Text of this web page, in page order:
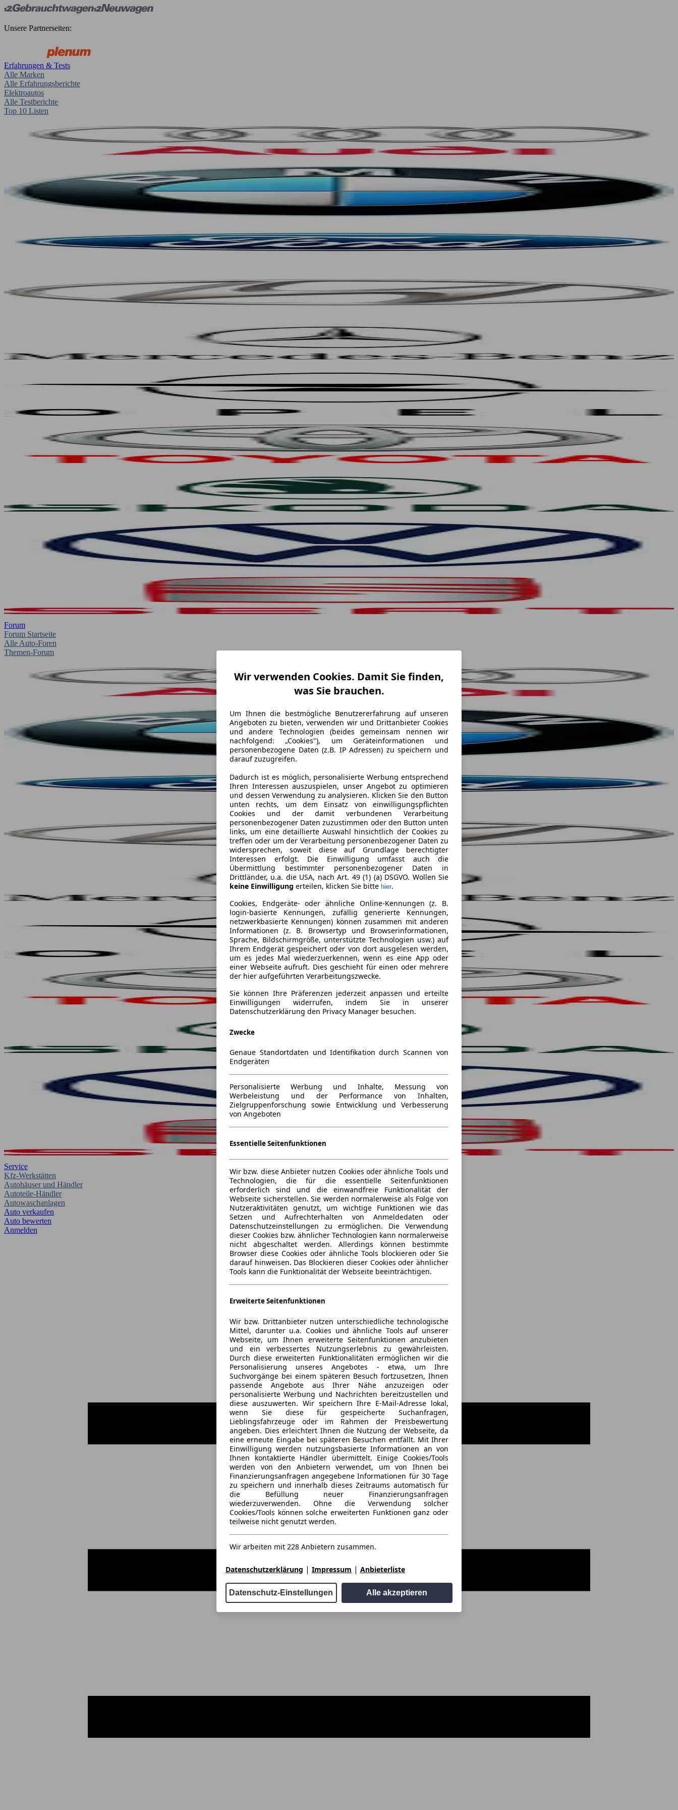
Unsere Partnerseiten:
Erfahrungen & Tests
Alle Marken
Alle Erfahrungsberichte
Elektroautos
Alle Testberichte
Top 10 Listen
Forum
Forum Startseite
Alle Auto-Foren
Themen-Forum
Service
Kfz-Werkstätten
Autohäuser und Händler
Autoteile-Händler
Autowaschanlagen
Auto verkaufen
Auto bewerten
Anmelden
Wir verwenden Cookies. Damit Sie finden,
was Sie brauchen.
Um Ihnen die bestmögliche Benutzererfahrung auf unseren
Angeboten zu bieten, verwenden wir und Drittanbieter Cookies
und andere Technologien (beides gemeinsam nennen wir
nachfolgend: „Cookies"), um Geräteinformationen und
personenbezogene Daten (z.B. IP Adressen) zu speichern und
darauf zuzugreifen.
Dadurch ist es möglich, personalisierte Werbung entsprechend
Ihren Interessen auszuspielen, unser Angebot zu optimieren
und dessen Verwendung zu analysieren. Klicken Sie den Button
unten rechts, um dem Einsatz von einwilligungspflichten
Cookies und der damit verbundenen Verarbeitung
personenbezogener Daten zuzustimmen oder den Button unten
links, um eine detaillierte Auswahl hinsichtlich der Cookies zu
treffen oder um der Verarbeitung personenbezogener Daten zu
widersprechen, soweit diese auf Grundlage berechtigter
Interessen erfolgt. Die Einwilligung umfasst auch die
Übermittlung bestimmter personenbezogener Daten in
Drittländer, u.a. die USA, nach Art. 49 (1) (a) DSGVO. Wollen Sie
keine Einwilligung erteilen, klicken Sie bitte hier.
Cookies, Endgeräte- oder ähnliche Online-Kennungen (z. B.
login-basierte Kennungen, zufällig generierte Kennungen,
netzwerkbasierte Kennungen) können zusammen mit anderen
Informationen (z. B. Browsertyp und Browserinformationen,
Sprache, Bildschirmgröße, unterstützte Technologien usw.) auf
Ihrem Endgerät gespeichert oder von dort ausgelesen werden,
um es jedes Mal wiederzuerkennen, wenn es eine App oder
einer Webseite aufruft. Dies geschieht für einen oder mehrere
der hier aufgeführten Verarbeitungszwecke.
Sie können Ihre Präferenzen jederzeit anpassen und erteilte
Einwilligungen widerrufen, indem Sie in unserer
Datenschutzerklärung den Privacy Manager besuchen.
Zwecke
Genaue Standortdaten und Identifikation durch Scannen von
Endgeräten
Personalisierte Werbung und Inhalte, Messung von
Werbeleistung und der Performance von Inhalten,
Zielgruppenforschung sowie Entwicklung und Verbesserung
von Angeboten
Essentielle Seitenfunktionen
Wir bzw. diese Anbieter nutzen Cookies oder ähnliche Tools und
Technologien, die für die essentielle Seitenfunktionen
erforderlich sind und die einwandfreie Funktionalität der
Webseite sicherstellen. Sie werden normalerweise als Folge von
Nutzeraktivitäten genutzt, um wichtige Funktionen wie das
Setzen und Aufrechterhalten von Anmeldedaten oder
Datenschutzeinstellungen zu ermöglichen. Die Verwendung
dieser Cookies bzw. ähnlicher Technologien kann normalerweise
nicht abgeschaltet werden. Allerdings können bestimmte
Browser diese Cookies oder ähnliche Tools blockieren oder Sie
darauf hinweisen. Das Blockieren dieser Cookies oder ähnlicher
Tools kann die Funktionalität der Webseite beeinträchtigen.
Erweiterte Seitenfunktionen
Wir bzw. Drittanbieter nutzen unterschiedliche technologische
Mittel, darunter u.a. Cookies und ähnliche Tools auf unserer
Webseite, um Ihnen erweiterte Seitenfunktionen anzubieten
und ein verbessertes Nutzungserlebnis zu gewährleisten.
Durch diese erweiterten Funktionalitäten ermöglichen wir die
Personalisierung unseres Angebotes - etwa, um Ihre
Suchvorgänge bei einem späteren Besuch fortzusetzen, Ihnen
passende Angebote aus Ihrer Nähe anzuzeigen oder
personalisierte Werbung und Nachrichten bereitzustellen und
diese auszuwerten. Wir speichern Ihre E-Mail-Adresse lokal,
wenn Sie diese für gespeicherte Suchanfragen,
Lieblingsfahrzeuge oder im Rahmen der Preisbewertung
angeben. Dies erleichtert Ihnen die Nutzung der Webseite, da
eine erneute Eingabe bei späteren Besuchen entfällt. Mit Ihrer
Einwilligung werden nutzungsbasierte Informationen an von
Ihnen kontaktierte Händler übermittelt. Einige Cookies/Tools
werden von den Anbietern verwendet, um von Ihnen bei
Finanzierungsanfragen angegebene Informationen für 30 Tage
zu speichern und innerhalb dieses Zeitraums automatisch für
die Befüllung neuer Finanzierungsanfragen
wiederzuverwenden. Ohne die Verwendung solcher
Cookies/Tools können solche erweiterten Funktionen ganz oder
teilweise nicht genutzt werden.
Wir arbeiten mit 228 Anbietern zusammen.
Datenschutzerklärung | Impressum | Anbieterliste
Datenschutz-Einstellungen Alle akzeptieren